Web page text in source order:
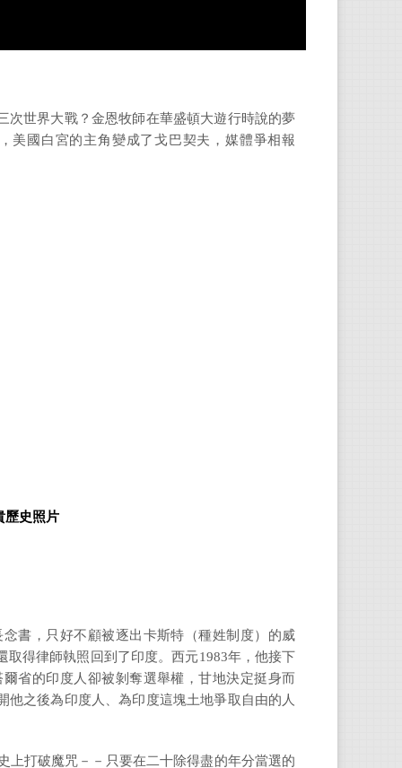
次世界大戰？金恩牧師在華盛頓大遊行時說的夢
美國白宮的主角變成了戈巴契夫，媒體爭相報
歷史照片
書，只好不顧被逐出卡斯特（種姓制度）的威
得律師執照回到了印度。西元1983年，他接下
省的印度人卻被剝奪選舉權，甘地決定挺身而
之後為印度人、為印度這塊土地爭取自由的人
上打破魔咒－－只要在二十除得盡的年分當選的